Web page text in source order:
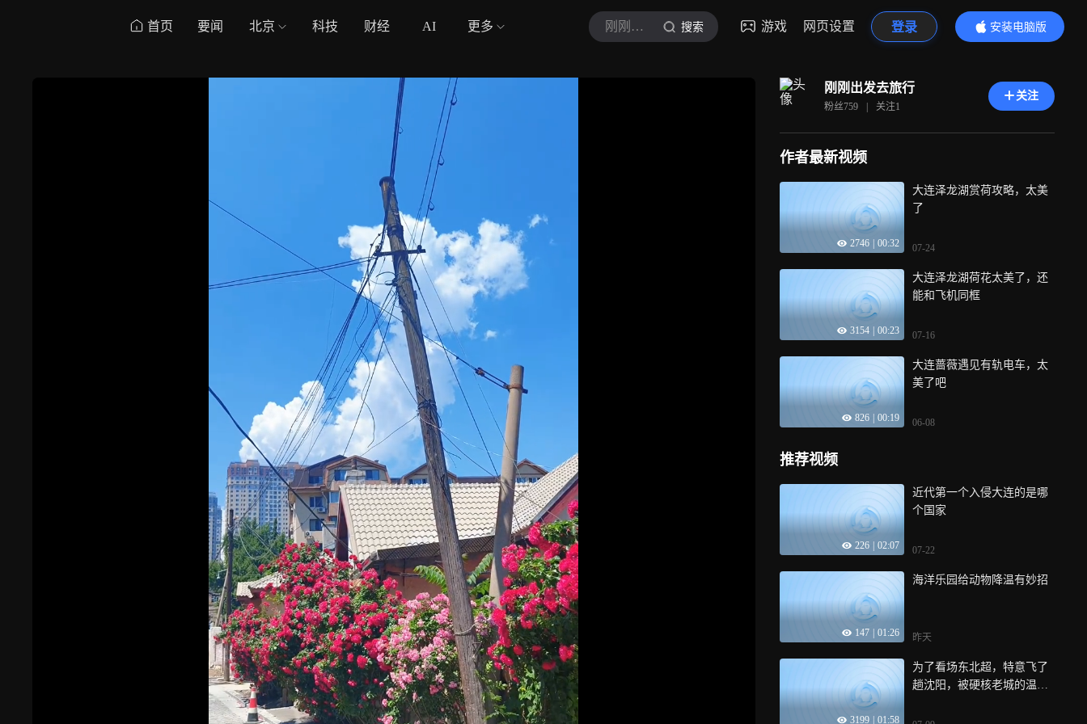
首页 要闻 北京 科技 财经 AI 更多 刚刚出发去旅行 搜索 游戏 网页设置 登录
安装电脑版
内容更精彩
刚刚出发去旅行
粉丝759 | 关注1
关注
作者最新视频
2746 00:32
大连泽龙湖赏荷攻略，太美
了
07-24
3154 00:23
大连泽龙湖荷花太美了，还
能和飞机同框
07-16
826 00:19
大连蔷薇遇见有轨电车，太
美了吧
06-08
推荐视频
226 02:07
近代第一个入侵大连的是哪
个国家
07-22
147 01:26
海洋乐园给动物降温有妙招
昨天
3199 01:58
为了看场东北超，特意飞了
趟沈阳，被硬核老城的温柔